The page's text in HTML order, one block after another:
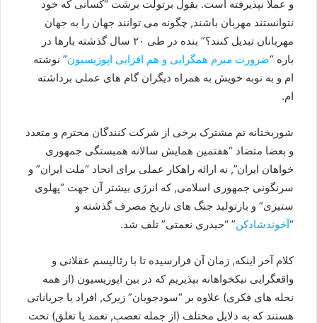
و عملا نپذیرفته است. بقول برتولت برشت “کسانی که خود
نتوانستند مهربان باشند, چگونه می توانند جهان را به جهان
مهربانان تبدیل کنند؟” بنده در طی ۲٠ سال گذشته بارها در
باره “ضرورت مبرم همگرایی و هم افزایی اپوزیسیون” نوشته
ام و به نوبه خویش به همراه دیگران گام های عملی برداشته
ام.
شوربختانه تم مشترک برخی از شرکت کنندگان محترم و متعدد
و بعضا متضاد “هفتمین همایش سالانه همبستگی‌ جمهوری
خواهان ایران”, نه ارائه راهکار عملی برای اتحاد “ملت ایران” و
سرنگونی جمهوری اسلامی, که انرژی بیشتر آن جهت “پهلوی
ستیزی” و بازتولید جنگ های تاریخ مصرف گذشته و
“آخوندشادکن” “حیدری نعمتی” تلف شد.
کلام آخر اینکه, زمان آن فرارسیده تا با رئالیسم عقلانی و
واقعگرایی نیکخواهانه بپذیریم که در بین اپوزیسیون (از همه
نحله های فکری) علاوه بر “سودجویان” زیرک, افراد یا جریاناتی
هستند که به دلایل مختلف (از جمله تعصب, تعمد یا تعلق) تحت